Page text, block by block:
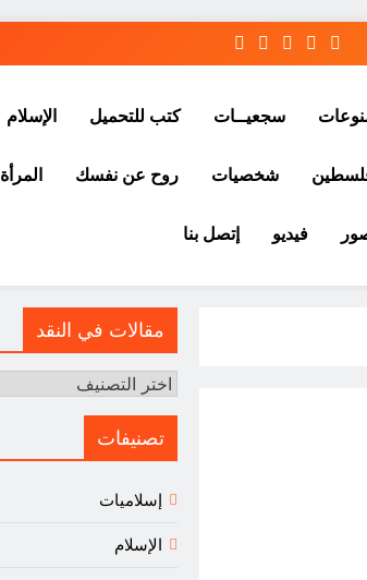
سجعيــات كتب للتحميل الإسلام
شخصيات روح عن نفسك المرأة
فيديو إتصل بنا
مقالات في النقد
مقالات
النقد
تصنيفات
إسلاميات
الإسلام